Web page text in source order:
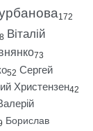
172
Віталій
73
52 Сергей
Христензен42
Борислав